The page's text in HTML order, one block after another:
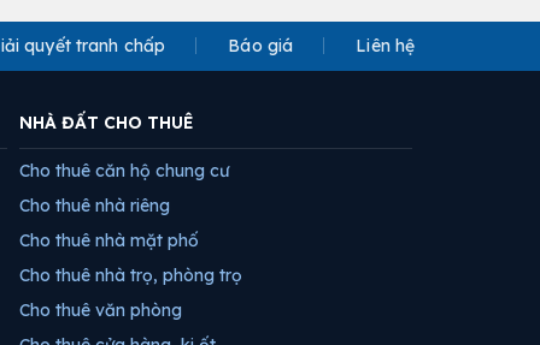
quyết tranh chấp Báo giá Liên hệ
NHÀ ĐẤT CHO THUÊ
Cho thuê căn hộ chung cư
Cho thuê nhà riêng
Cho thuê nhà mặt phố
Cho thuê nhà trọ, phòng trọ
Cho thuê văn phòng